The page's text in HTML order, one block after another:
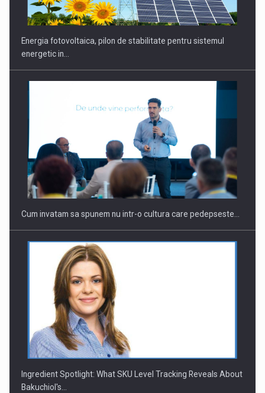
Energia fotovoltaica, pilon de stabilitate pentru sistemul
energetic in…
Cum invatam sa spunem nu intr-o cultura care pedepseste…
Ingredient Spotlight: What SKU Level Tracking Reveals About
Bakuchiol's…